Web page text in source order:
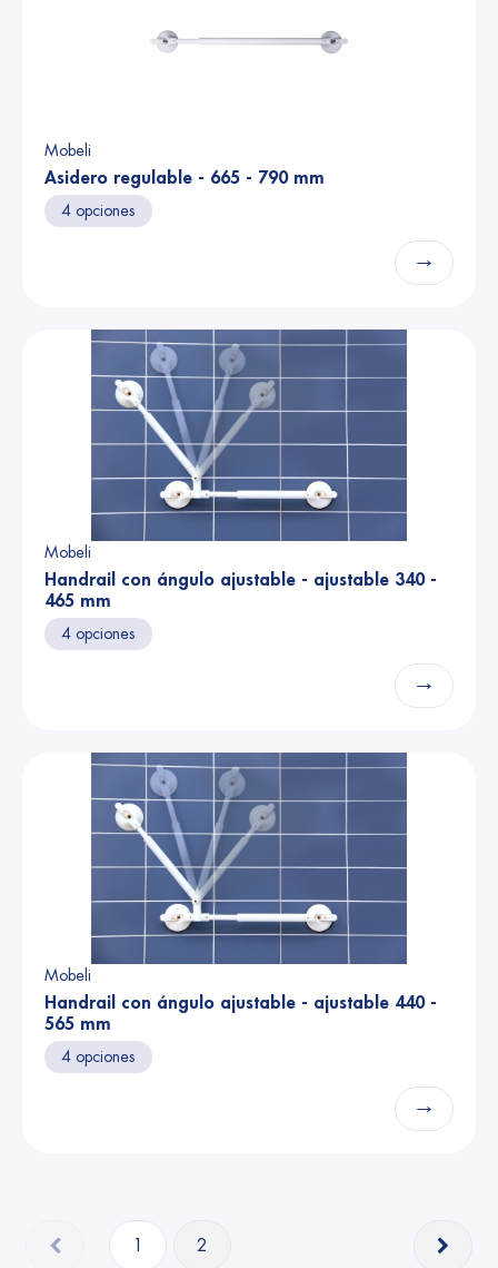
Mobeli
Asidero regulable - 665 - 790 mm
4 opciones
→
Mobeli
Handrail con ángulo ajustable - ajustable 340 -
465 mm
4 opciones
→
Mobeli
Handrail con ángulo ajustable - ajustable 440 -
565 mm
4 opciones
→
1 2